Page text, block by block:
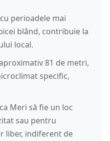
perioadele mai
blând, contribuie la
local.
81 de metri,
specific,
Meri să fie un loc
sau pentru
liber, indiferent de